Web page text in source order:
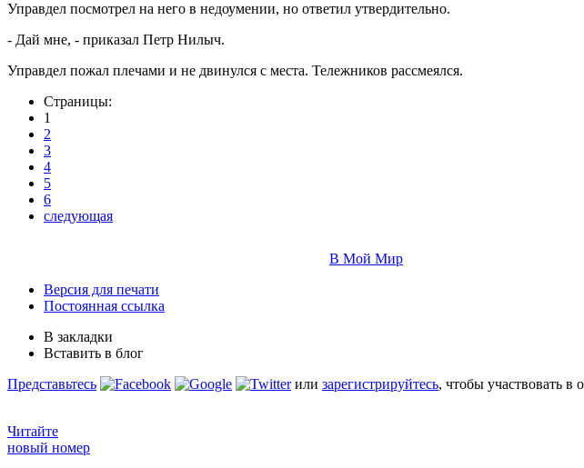
Управдел посмотрел на него в недоумении, но ответил утвердительно.
- Дай мне, - приказал Петр Нилыч.
Управдел пожал плечами и не двинулся с места. Тележников рассмеялся.
Страницы:
1
2
3
4
5
6
следующая
В Мой Мир
Версия для печати
Постоянная ссылка
В закладки
Вставить в блог
Представьтесь
или зарегистрируйтесь, чтобы участвовать в
Читайте
новый номер